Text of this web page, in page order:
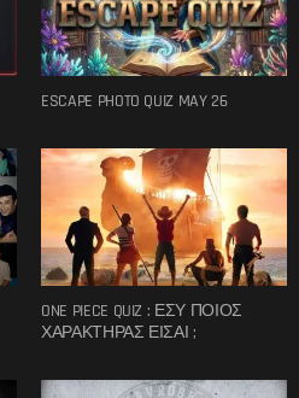
ESCAPE PHOTO QUIZ MAY 26
ONE PIECE QUIZ : ΕΣΥ ΠΟΙΟΣ
ΧΑΡΑΚΤΗΡΑΣ ΕΙΣΑΙ ;